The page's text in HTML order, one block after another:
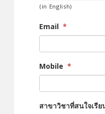
(in English)
Email *
Mobile *
สาขาวิชาที่สนใจเรีย